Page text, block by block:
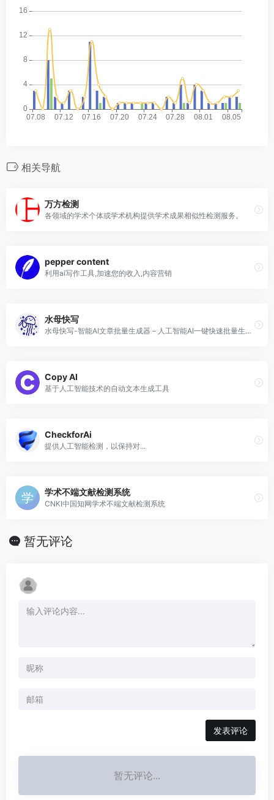
相关导航
万方检测
各领域的学术个体或学术机构提供学术成果相似性检测服务。
pepper content
利用ai写作工具,加速您的收入,内容营销
水母快写
水母快写-智能AI文章批量生成器 – 人工智能AI一键快速批量生成高质量文章
Copy AI
基于人工智能技术的自动文本生成工具
CheckforAi
提供人工智能检测，以保持对...
学术不端文献检测系统
CNKI中国知网学术不端文献检测系统
暂无评论
发表评论
暂无评论...